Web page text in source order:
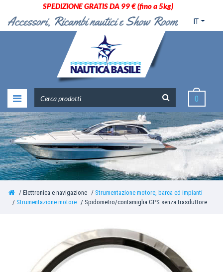
SPEDIZIONE GRATIS DA 99 € (fino a 5kg)
IT
0
Elettronica e navigazione
Strumentazione motore, barca ed impianti
Strumentazione motore
Spidometro/contamiglia GPS senza trasduttore